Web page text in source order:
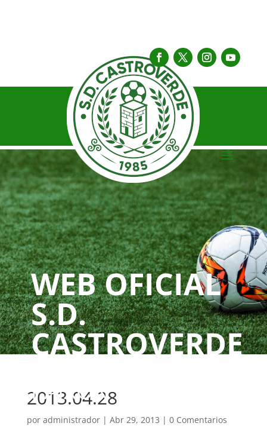
WEB OFICIAL
S.D.
CASTROVERDE
PAIXÓN
2013.04.28
por administrador| Abr 29, 2013 | 0 Comentarios